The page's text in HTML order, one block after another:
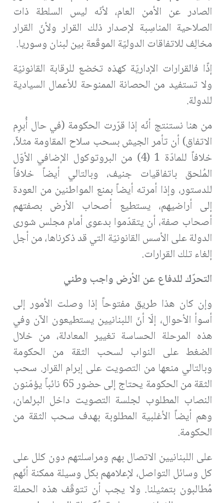
الصادر عن الأمن العام، لأنّه ليس السلطة ذات
الصلاحية المناسِبة لإصدار ذلك القرار ولأنّ القرار
مخالِف للاتفاقات الدوليّة الموقّعة بين لبنان وسوريا.
إذًا فالقرارات الإداريّة كهذه تخضع للرقابة القانونيّة
ولا تستفيد من الحصانة الممنوحة للأعمال السيادية
للدولة.
من هنا نستنتج أنّه إذا قرّرت الحكومة (في حال أُبرِم
الاتفاق) أن تأمر الجيش بسحب سلاح المقاومة مثلاً،
خلافاً للمادّة 1 (4) من البروتوكول الإضافي الأوّل
المُلحق باتفاقيات جنيف، وبالتالي أيضاً خلافاً
للدستور، وإذا أمرته أيضاً بمنع المواطنين من العودة
إلى أراضيهم، يستطيع أصحاب الأرض بصفتهم
أصحاب صفة، أن يتقدّموا بدعوى أمام مجلس شورى
الدولة على الأسس القانونيّة التي قد ذكرناها، من أجل
إلغاء تلك القرارات.
التحرّك للدفاع عن الأرض واجب وطني
وإن كان هذا طريق مفتوحاً إذا وصلت الأمور إلى
أسوأ الأحوال، إلّا أنّ اللبنانيين يستطيعون الآن وفي
هذه المرحلة الحساسة تغيير المعادلة، من خلال
الضغط على النواب لسحب الثقة من الحكومة
وبالتالي منعها من التصويت على إبرام القرار. سحب
الثقة من الحكومة يحتاج إلى حضور 65 نائباً يؤمّنون
النصاب المطلوب لجلسة التصويت داخل البرلمان،
وهم أيضاً الأغلبية المطلوبة بهدف سحب الثقة من
الحكومة.
على اللبنانيين الاتصال بهم ومراسلتهم دون كلل على
كل وسائل التواصل، لإعلامهم بكل وسيلة ممكنة أنّهم
مُطالبون بتمثيلنا. ولا يجب أن تتوقّف هذه الحملة